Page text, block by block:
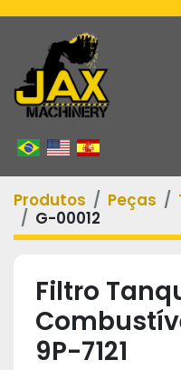
Produtos Peças
G-00012
Filtro
9P-7121